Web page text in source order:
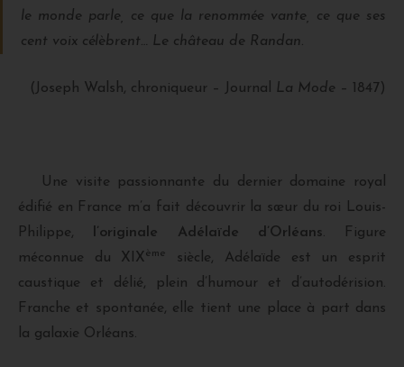
le monde parle, ce que la renommée vante, ce que ses
cent voix célèbrent… Le château de Randan.
(Joseph Walsh, chroniqueur – Journal La Mode – 1847)
Une visite passionnante du dernier domaine royal
édifié en France m’a fait découvrir la sœur du roi Louis-
Philippe, l’originale Adélaïde d’Orléans. Figure
méconnue du XIXème
siècle, Adélaïde est un esprit
caustique et délié, plein d’humour et d’autodérision.
Franche et spontanée, elle tient une place à part dans
la galaxie Orléans.